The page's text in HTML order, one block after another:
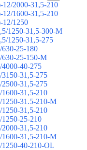
2000-31,5-210
1600-31,5-210
1250
1250-31,5-300-М
1250-31,5-275
25-180
25-150-М
40-275
31,5-275
31,5-275
31,5-210
31.5-210-М
31,5-210
25-210
31,5-210
31,5-210-М
40-210-OL